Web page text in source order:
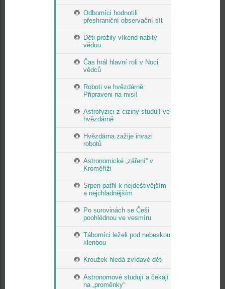
Odborníci hodnotili
přeshraniční observační síť
Děti prožily víkend nabitý
vědou
Čas hrál hlavní roli v Noci
vědců
Roboti ve hvězdárně:
Připraveni na misi!
Astrofyzici z ciziny studují ve
hvězdárně
Hvězdárna zažije invazi
robotů
Astronomické „záření“ v
Kroměříži
Srpen patřil k nejdeštivějším
a nejchladnějším
Po surovinách se Češi
poohlédnou ve vesmíru
Táborníci leželi pod nebeskou
klenbou
Kroužek hledá zvídavé děti
Astronomové studují a čekají
na „proměnky“